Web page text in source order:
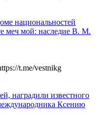
национальностей
меч мой: наследие В. М.
t.me/vestnikg
наградили известного
Ксению